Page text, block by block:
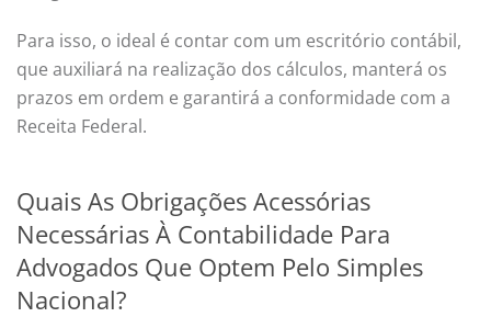
Para isso, o ideal é contar com um escritório contábil,
que auxiliará na realização dos cálculos, manterá os
prazos em ordem e garantirá a conformidade com a
Receita Federal.
Quais As Obrigações Acessórias
Necessárias À Contabilidade Para
Advogados Que Optem Pelo Simples
Nacional?